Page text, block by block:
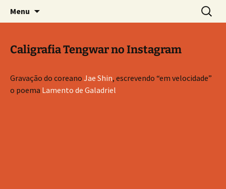
Tolkien e o Élfico
Sobre as línguas d'O Senhor dos Anéis
Menu
conteúdo
por:
Caligrafia Tengwar no Instagram
Gravação do coreano Jae Shin, escrevendo “em velocidade”
o poema Lamento de Galadriel